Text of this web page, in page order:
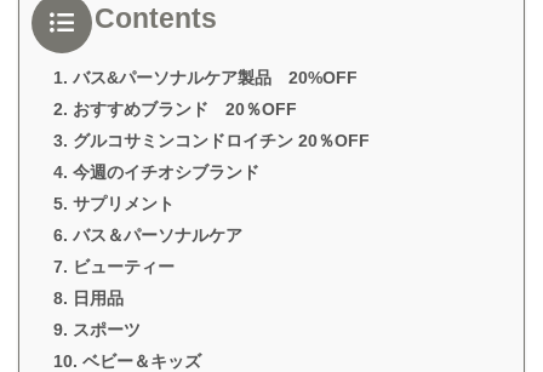
Contents
1. バス&パーソナルケア製品 20%OFF
2. おすすめブランド 20％OFF
3. グルコサミンコンドロイチン 20％OFF
4. 今週のイチオシブランド
5. サプリメント
6. バス＆パーソナルケア
7. ビューティー
8. 日用品
9. スポーツ
10. ベビー＆キッズ